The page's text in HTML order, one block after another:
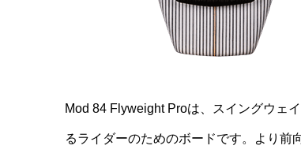
Mod 84 Flyweight Proは、スイングウェ
るライダーのためのボードです。より前